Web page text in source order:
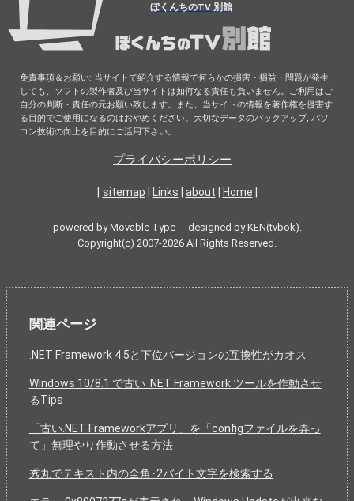
ぼくんちのTV 別館
免責事項＆お願い: 当サイトで紹介する情報で何らかの損害・損益・問題が発生
しても、ソフトの製作者及び当サイトは如何なる責任も負いません。ご利用はご
自分の判断・責任の元お願い致します。また、当サイトの情報を著作権を侵害す
る目的でご使用になるのはおやめください。大切なデータのバックアップ, パソ
コン技術の向上を目的にご活用下さい。
プライバシーポリシー
sitemap Links about Home
powered by Movable Type designed byKEN(tvbok)
Copyright(c) 2007-2026 All Rights Reserved.
関連ページ
.NET Framework 4.5と下位バージョンの互換性がカオス
Windows 10/8.1 で古い .NET Framework ツールを作動させ
るTips
「古い.NET Frameworkアプリ」を「configファイルを弄っ
て」無理やり作動させる方法
秀丸でテキスト内の全角･2バイト文字を検索する